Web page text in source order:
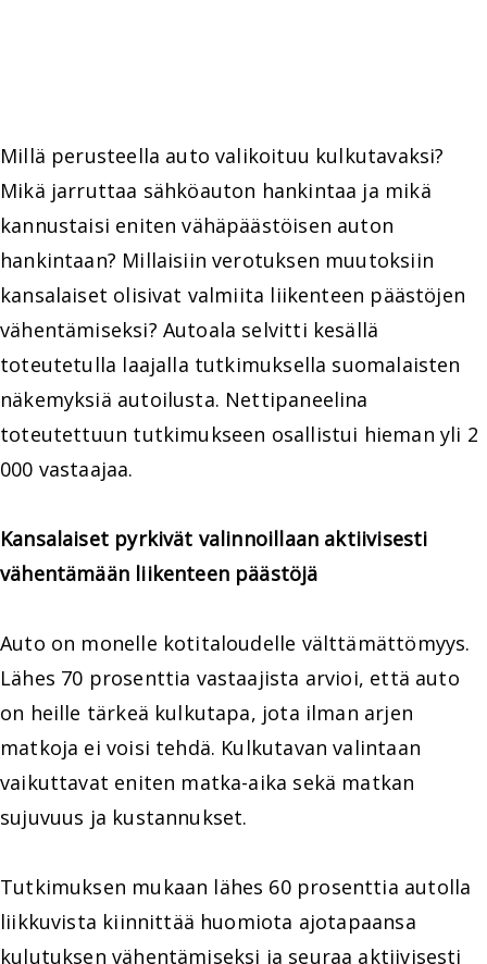
Millä perusteella auto valikoituu kulkutavaksi?
Mikä jarruttaa sähköauton hankintaa ja mikä
kannustaisi eniten vähäpäästöisen auton
hankintaan? Millaisiin verotuksen muutoksiin
kansalaiset olisivat valmiita liikenteen päästöjen
vähentämiseksi? Autoala selvitti kesällä
toteutetulla laajalla tutkimuksella suomalaisten
näkemyksiä autoilusta. Nettipaneelina
toteutettuun tutkimukseen osallistui hieman yli 2
000 vastaajaa.
Kansalaiset pyrkivät valinnoillaan aktiivisesti
vähentämään liikenteen päästöjä
Auto on monelle kotitaloudelle välttämättömyys.
Lähes 70 prosenttia vastaajista arvioi, että auto
on heille tärkeä kulkutapa, jota ilman arjen
matkoja ei voisi tehdä. Kulkutavan valintaan
vaikuttavat eniten matka-aika sekä matkan
sujuvuus ja kustannukset.
Tutkimuksen mukaan lähes 60 prosenttia autolla
liikkuvista kiinnittää huomiota ajotapaansa
kulutuksen vähentämiseksi ja seuraa aktiivisesti